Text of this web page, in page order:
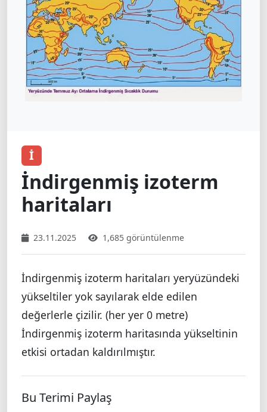
İ
İndirgenmiş izoterm
haritaları
23.11.2025 1,685 görüntülenme
İndirgenmiş izoterm haritaları yeryüzündeki
yükseltiler yok sayılarak elde edilen
değerlerle çizilir. (her yer 0 metre)
İndirgenmiş izoterm haritasında yükseltinin
etkisi ortadan kaldırılmıştır.
Bu Terimi Paylaş